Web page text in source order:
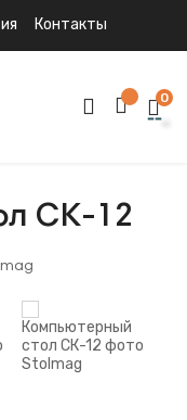
Контакты
0
СК-12